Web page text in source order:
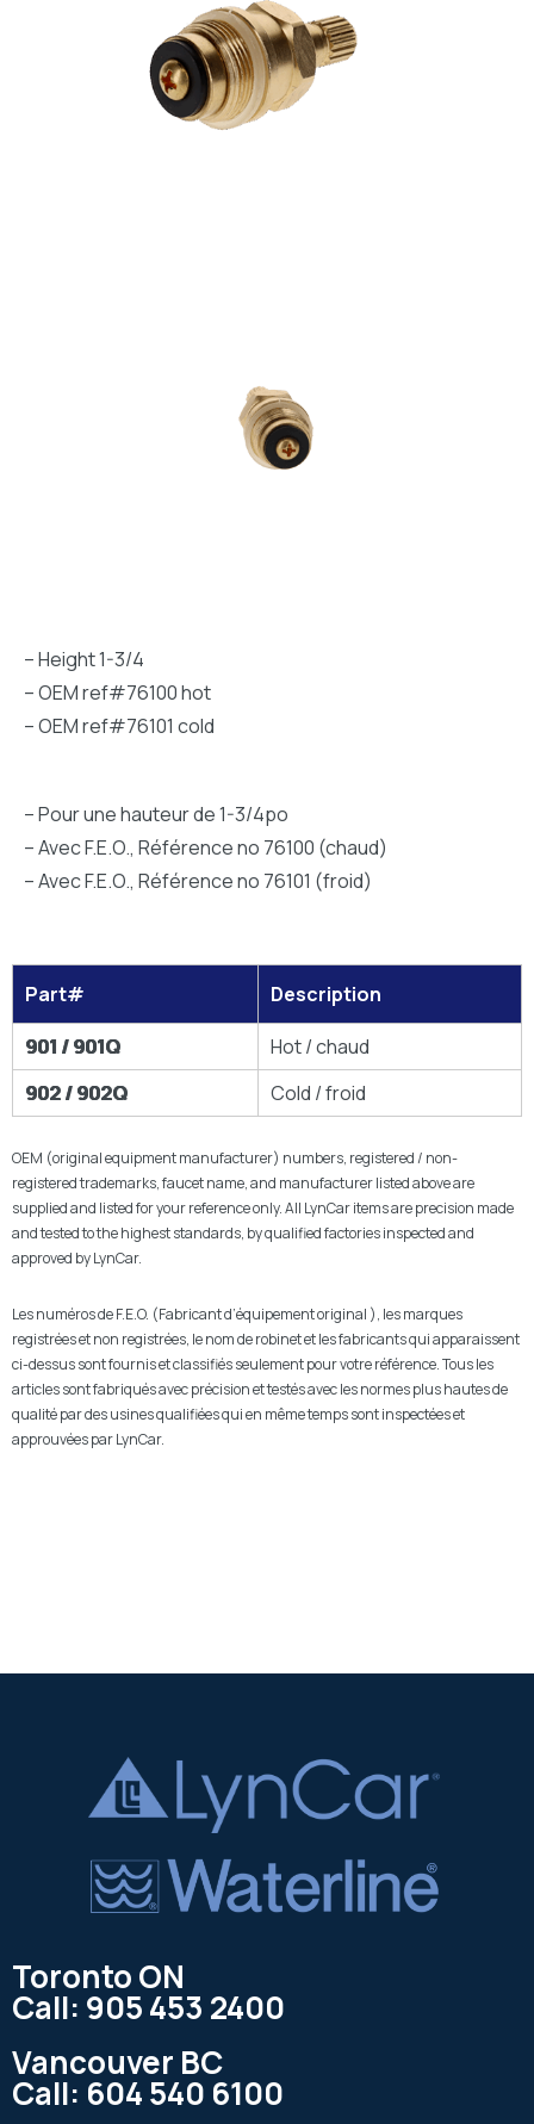
– Height 1-3/4
– OEM ref#76100 hot
– OEM ref#76101 cold
– Pour une hauteur de 1-3/4po
– Avec F.E.O., Référence no 76100 (chaud)
– Avec F.E.O., Référence no 76101 (froid)
Part#
Description
901 / 901Q
Hot / chaud
902 / 902Q
Cold / froid
OEM (original equipment manufacturer) numbers, registered / non-
registered trademarks, faucet name, and manufacturer listed above are
supplied and listed for your reference only. All LynCar items are precision made
and tested to the highest standards, by qualified factories inspected and
approved by LynCar.
Les numéros de F.E.O. (Fabricant d’équipement original ), les marques
registrées et non registrées, le nom de robinet et les fabricants qui apparaissent
ci-dessus sont fournis et classifiés seulement pour votre référence. Tous les
articles sont fabriqués avec précision et testés avec les normes plus hautes de
qualité par des usines qualifiées qui en même temps sont inspectées et
approuvées par LynCar.
Toronto ON
Call: 905 453 2400
Vancouver BC
Call: 604 540 6100